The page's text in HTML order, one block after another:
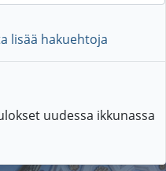
lisää hakuehtoja
uudessa ikkunassa